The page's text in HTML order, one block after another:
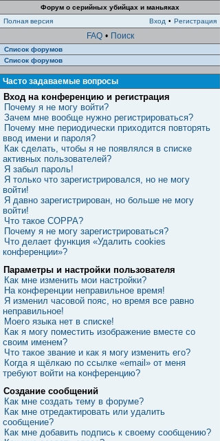
Форум о серийных убийцах и маньяках
Полная версия
Вход • Регистрация
FAQ • Поиск
Список форумов
Список форумов
Часто задаваемые вопросы
Вход на конференцию и регистрация
Почему я не могу войти?
Зачем мне вообще нужно регистрироваться?
Почему мне периодически приходится повторять
ввод имени и пароля?
Как сделать, чтобы я не появлялся в списке
активных пользователей?
Я забыл пароль!
Я только что зарегистрировался, но не могу
войти!
Я давно зарегистрирован, но больше не могу
войти!
Что такое COPPA?
Почему я не могу зарегистрироваться?
Что делает функция «Удалить cookies
конференции»?
Параметры и настройки пользователя
Как мне изменить мои настройки?
На конференции неправильное время!
Я изменил часовой пояс, но время все равно
неправильное!
Моего языка нет в списке!
Как я могу поместить изображение вместе со
своим именем?
Что такое звание и как я могу изменить его?
Когда я щёлкаю по ссылке «email» от меня
требуют войти на конференцию?
Создание сообщений
Как мне создать тему в форуме?
Как мне отредактировать или удалить
сообщение?
Как мне добавить подпись к своему сообщению?